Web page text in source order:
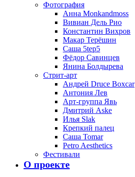
Фотография
Анна Monkandmoss
Вивиан Дель Рио
Константин Вихров
Макар Терёшин
Саша 5tep5
Фёдор Савинцев
Янина Болдырева
Стрит-арт
Андрей Druce Boxcar
Антония Лев
Арт-группа Явь
Дмитрий Aske
Илья Slak
Крепкий палец
Саша Tomar
Petro Aesthetics
Фестивали
О проекте